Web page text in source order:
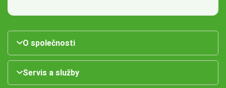
O společnosti
Servis a služby